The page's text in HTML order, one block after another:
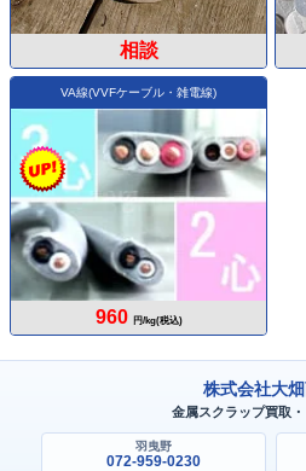
相談
VA線(VVFケーブル・雑電線)
960 円/kg(税込)
株式会社大
金属スクラップ買取
羽曳野
072-959-0230